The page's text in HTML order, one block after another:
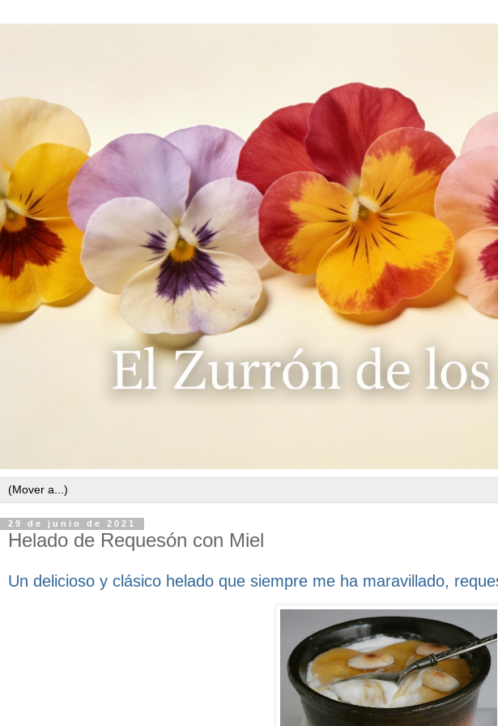
29 de junio de 2021
Helado de Requesón con Miel
Un delicioso y clásico helado que siempre me ha maravillado,